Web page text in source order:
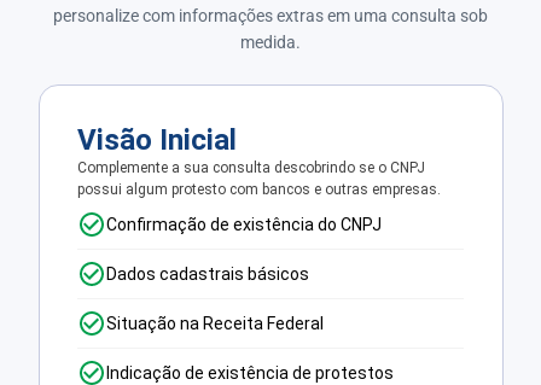
personalize com informações extras em uma consulta sob
medida.
Visão Inicial
Complemente a sua consulta descobrindo se o CNPJ
possui algum protesto com bancos e outras empresas.
Confirmação de existência do CNPJ
Dados cadastrais básicos
Situação na Receita Federal
Indicação de existência de protestos